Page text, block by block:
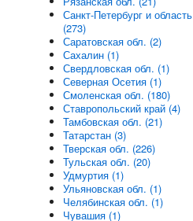
Санкт-Петербург и область
(273)
Саратовская обл. (2)
Сахалин (1)
Свердловская обл. (1)
Северная Осетия (1)
Смоленская обл. (180)
Ставропольский край (4)
Тамбовская обл. (21)
Татарстан (3)
Тверская обл. (226)
Тульская обл. (20)
Удмуртия (1)
Ульяновская обл. (1)
Челябинская обл. (1)
Чувашия (1)